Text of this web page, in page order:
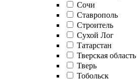
Сочи
Ставрополь
Строитель
Сухой Лог
Татарстан
Тверская область
Тверь
Тобольск